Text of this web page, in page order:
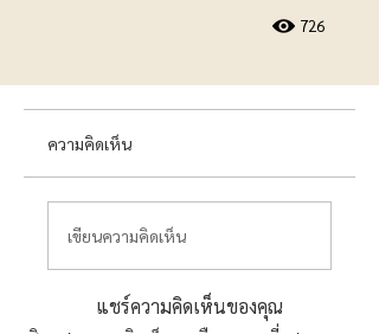
726
ความคิดเห็น
เขียนความคิดเห็น
แชร์ความคิดเห็นของคุณ